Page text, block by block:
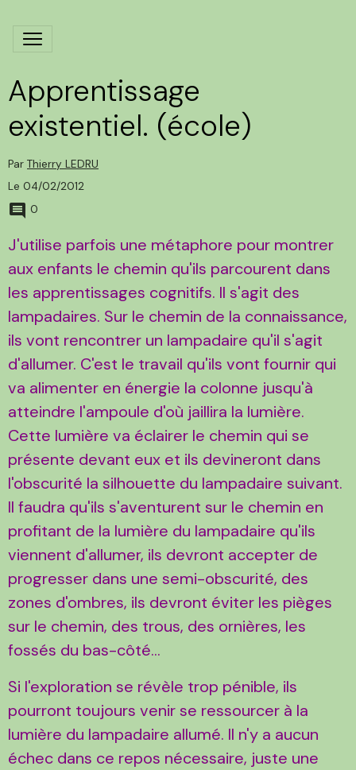
Apprentissage
existentiel. (école)
Par Thierry LEDRU
Le 04/02/2012
0
J'utilise parfois une métaphore pour montrer
aux enfants le chemin qu'ils parcourent dans
les apprentissages cognitifs. Il s'agit des
lampadaires. Sur le chemin de la connaissance,
ils vont rencontrer un lampadaire qu'il s'agit
d'allumer. C'est le travail qu'ils vont fournir qui
va alimenter en énergie la colonne jusqu'à
atteindre l'ampoule d'où jaillira la lumière.
Cette lumière va éclairer le chemin qui se
présente devant eux et ils devineront dans
l'obscurité la silhouette du lampadaire suivant.
Il faudra qu'ils s'aventurent sur le chemin en
profitant de la lumière du lampadaire qu'ils
viennent d'allumer, ils devront accepter de
progresser dans une semi-obscurité, des
zones d'ombres, ils devront éviter les pièges
sur le chemin, des trous, des ornières, les
fossés du bas-côté...
Si l'exploration se révèle trop pénible, ils
pourront toujours venir se ressourcer à la
lumière du lampadaire allumé. Il n'y a aucun
échec dans ce repos nécessaire, juste une